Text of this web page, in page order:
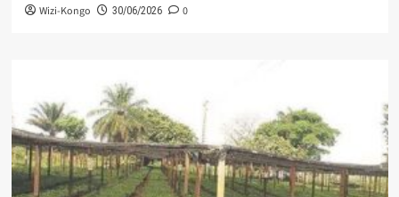
Wizi-Kongo 30/06/2026 0